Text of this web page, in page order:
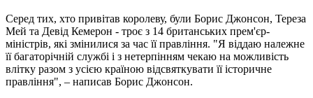
Серед тих, хто привітав королеву, були Борис Джонсон, Тереза
​​Мей та Девід Кемерон - троє з 14 британських прем'єр-
міністрів, які змінилися за час її правління. "Я віддаю належне
її багаторічній службі і з нетерпінням чекаю на можливість
влітку разом з усією країною відсвяткувати її історичне
правління", – написав Борис Джонсон.